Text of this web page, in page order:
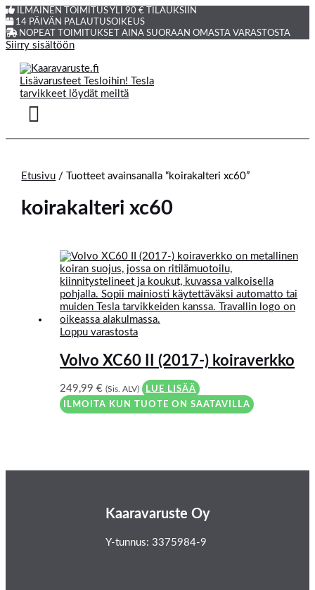
ILMAINEN TOIMITUS YLI 90 € TILAUKSIIN
14 PÄIVÄN PALAUTUSOIKEUS
NOPEAT TOIMITUKSET AINA SUORAAN OMASTA VARASTOSTA
Siirry sisältöön
Etusivu / Tuotteet avainsanalla “koirakalteri xc60”
koirakalteri xc60
Loppu varastosta
Volvo XC60 II (2017-) koiraverkko
249,99€ (Sis. ALV)
LUE LISÄÄ
ILMOITA KUN TUOTE ON SAATAVILLA
Kaaravaruste Oy
Y-tunnus: 3375984-9